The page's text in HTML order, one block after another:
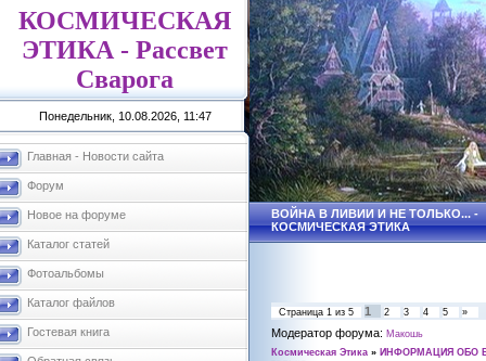
КОСМИЧЕСКАЯ
ЭТИКА - Рассвет
Сварога
Понедельник, 10.08.2026, 11:47
Главная - Новости сайта
Форум
Новое на форуме
Каталог статей
Фотоальбомы
Каталог файлов
Гостевая книга
ВОЙНА В ЛИВИИ И НЕ ТОЛЬКО... -
КОСМИЧЕСКАЯ ЭТИКА
Страница 1 из 5 1 2 3 4 5 »
Модератор форума: Макошь
Космическая Этика » ИНФОРМАЦИЯ ОБО